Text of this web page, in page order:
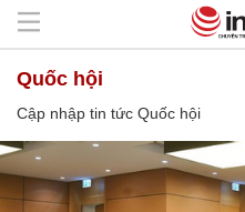
Quốc hội
Cập nhập tin tức Quốc hội